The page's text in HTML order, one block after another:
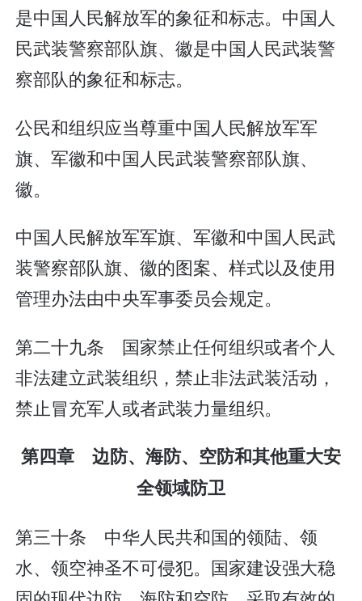
是中国人民解放军的象征和标志。中国人
民武装警察部队旗、徽是中国人民武装警
察部队的象征和标志。
公民和组织应当尊重中国人民解放军军
旗、军徽和中国人民武装警察部队旗、
徽。
中国人民解放军军旗、军徽和中国人民武
装警察部队旗、徽的图案、样式以及使用
管理办法由中央军事委员会规定。
第二十九条 国家禁止任何组织或者个人
非法建立武装组织，禁止非法武装活动，
禁止冒充军人或者武装力量组织。
第四章 边防、海防、空防和其他重大安
全领域防卫
第三十条 中华人民共和国的领陆、领
水、领空神圣不可侵犯。国家建设强大稳